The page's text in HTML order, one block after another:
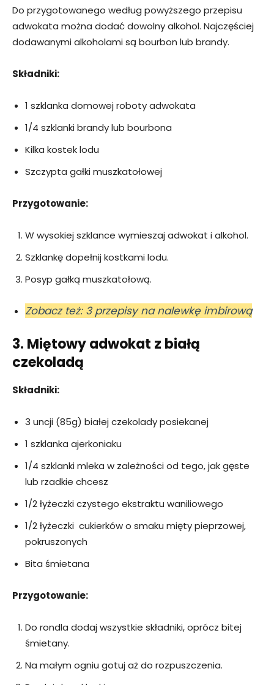
Do przygotowanego według powyższego przepisu
adwokata można dodać dowolny alkohol. Najczęściej
dodawanymi alkoholami są bourbon lub brandy.
Składniki:
1 szklanka domowej roboty adwokata
1/4 szklanki brandy lub bourbona
Kilka kostek lodu
Szczypta gałki muszkatołowej
Przygotowanie:
W wysokiej szklance wymieszaj adwokat i alkohol.
Szklankę dopełnij kostkami lodu.
Posyp gałką muszkatołową.
Zobacz też: 3 przepisy na nalewkę imbirową
3. Miętowy adwokat z białą
czekoladą
Składniki:
3 uncji (85g) białej czekolady posiekanej
1 szklanka ajerkoniaku
1/4 szklanki mleka w zależności od tego, jak gęste
lub rzadkie chcesz
1/2 łyżeczki czystego ekstraktu waniliowego
1/2 łyżeczki cukierków o smaku mięty pieprzowej,
pokruszonych
Bita śmietana
Przygotowanie:
Do rondla dodaj wszystkie składniki, oprócz bitej
śmietany.
Na małym ogniu gotuj aż do rozpuszczenia.